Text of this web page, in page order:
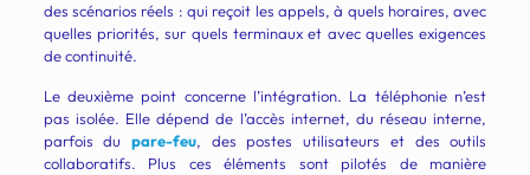
des scénarios réels : qui reçoit les appels, à quels horaires, avec
quelles priorités, sur quels terminaux et avec quelles exigences
de continuité.
Le deuxième point concerne l’intégration. La téléphonie n’est
pas isolée. Elle dépend de l’accès internet, du réseau interne,
parfois dupare-feu, des postes utilisateurs et des outils
collaboratifs. Plus ces éléments sont pilotés de manière